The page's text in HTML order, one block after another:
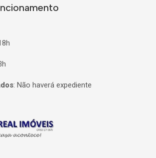
: Não haverá expediente